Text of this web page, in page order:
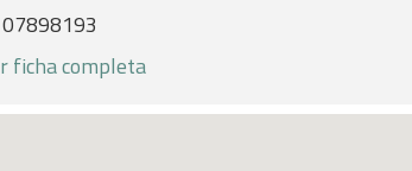
ficha completa